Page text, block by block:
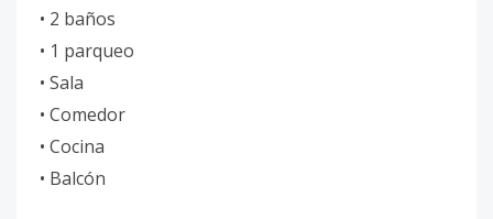
• 2 baños
• 1 parqueo
• Sala
• Comedor
• Cocina
• Balcón